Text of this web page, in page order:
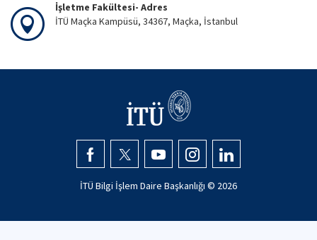
İşletme Fakültesi- Adres
İTÜ Maçka Kampüsü, 34367, Maçka, İstanbul
İTÜ Bilgi İşlem Daire Başkanlığı © 2026